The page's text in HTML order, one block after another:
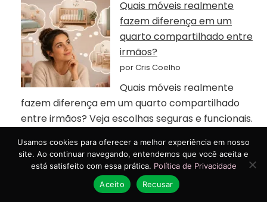
Quais móveis realmente
fazem diferença em um
quarto compartilhado entre
irmãos?
por Cris Coelho
Quais móveis realmente
fazem diferença em um quarto compartilhado
entre irmãos? Veja escolhas seguras e funcionais.
Como conversar sobre
autismo de forma respeitosa
e acolhedora
por Cris Coelho
Usamos cookies para oferecer a melhor experiência em nosso
site. Ao continuar navegando, entendemos que você aceita e
está satisfeito com essa prática. Política de Privacidade
Aceito
Recusar